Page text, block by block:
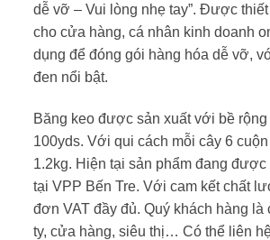
dễ vỡ – Vui lòng nhẹ tay”. Được
cho cửa hàng, cá nhân kinh doanh
dụng để đóng gói hàng hóa dễ vỡ,
đen nổi bật.
Băng keo được sản xuất với bề rộng
100yds. Với qui cách mỗi cây 6
1.2kg. Hiện tại sản phẩm đang
tại VPP Bến Tre. Với cam kết chất
đơn VAT đầy đủ. Quý khách hàng là
ty, cửa hàng, siêu thị… Có thể liên